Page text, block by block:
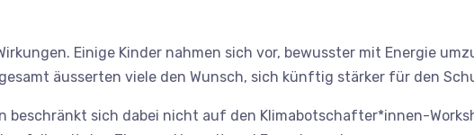
Einige Kinder nahmen sich vor, bewusster mit Energie
äusserten viele den Wunsch, sich künftig stärker für den
beschränkt sich dabei nicht auf den Klimabotschafter*innen-